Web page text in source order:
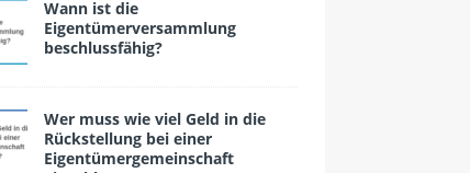
Wann ist die
Eigentümerversammlung
beschlussfähig?
Wer muss wie viel Geld in die
Rückstellung bei einer
Eigentümergemeinschaft